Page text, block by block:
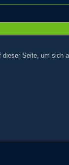
Seite, um sich